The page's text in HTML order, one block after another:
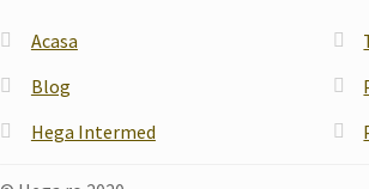
Acasa
Blog
Hega Intermed